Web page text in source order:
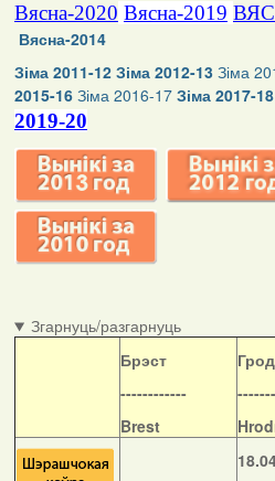
Вясна-2020 Вясна-2019
Вясна-2014
Зіма 2011-12 Зіма 2012-13 Зіма
2015-16 Зіма 2016-17 Зіма 2017-18
2019-20
Згарнуць/разгарнуць
Брэст
------------
Brest